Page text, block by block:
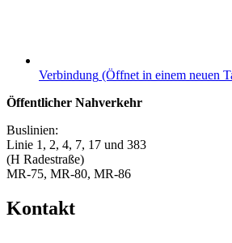
Verbindung (Öffnet in einem neuen
Öffentlicher Nahverkehr
Buslinien:
Linie 1, 2, 4, 7, 17 und 383
(H Radestraße)
MR-75, MR-80, MR-86
Kontakt